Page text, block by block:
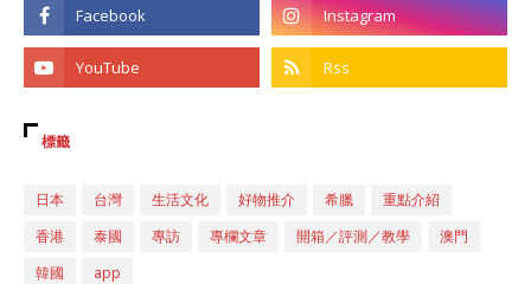
標籤
日本 台灣 生活文化 好物推介 希臘
重點介紹
香港
泰國 專訪 專欄文章 開箱／評測／教學
澳門
韓國
app